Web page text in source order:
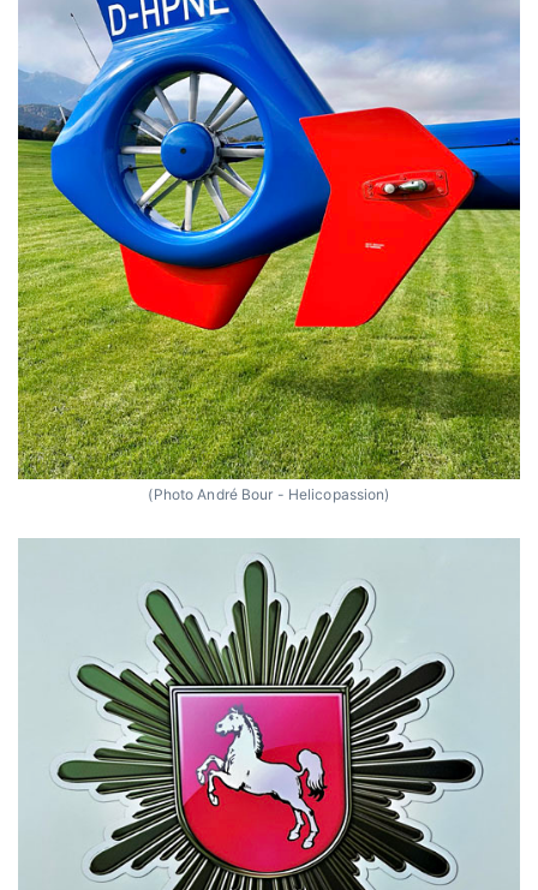
(Photo André Bour - Helicopassion)